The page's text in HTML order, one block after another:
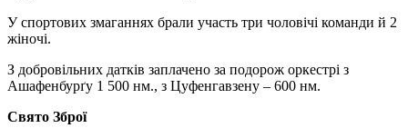
У спортових змаганнях брали участь три чоловічі команди й 2
жіночі.
З добровільних датків заплачено за подорож оркестрі з
Ашафенбурґу 1 500 нм., з Цуфенгавзену – 600 нм.
Свято Зброї